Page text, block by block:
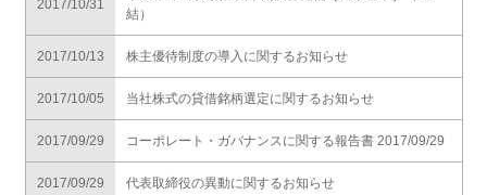
2017/10/31
結）
2017/10/13 株主優待制度の導入に関するお知らせ
2017/10/05 当社株式の貸借銘柄選定に関するお知らせ
2017/09/29 コーポレート・ガバナンスに関する報告書 2017/09/29
2017/09/29 代表取締役の異動に関するお知らせ